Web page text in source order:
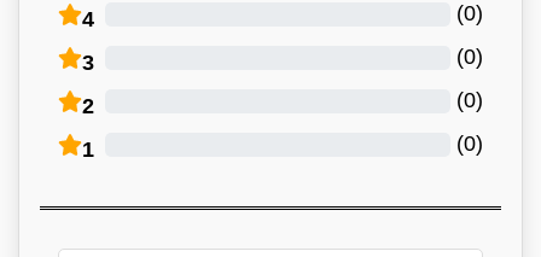
4 (
0
)
3 (
0
)
2 (
0
)
1 (
0
)